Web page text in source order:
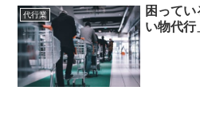
代行業
困って
い物代行